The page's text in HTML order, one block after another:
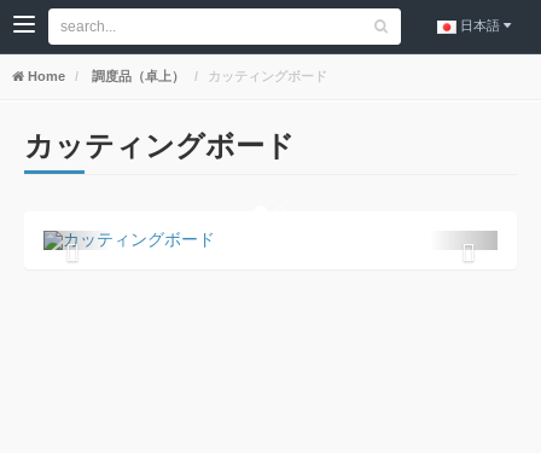
日本語
Home 調度品（卓上） カッティングボード
カッティングボード